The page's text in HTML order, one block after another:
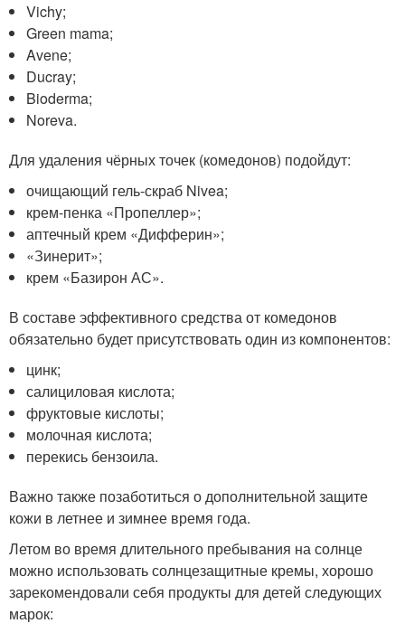
Vichy;
Green mama;
Avene;
Ducray;
Bioderma;
Noreva.
Для удаления чёрных точек (комедонов) подойдут:
очищающий гель-скраб Nivea;
крем-пенка «Пропеллер»;
аптечный крем «Дифферин»;
«Зинерит»;
крем «Базирон АС».
В составе эффективного средства от комедонов
обязательно будет присутствовать один из компонентов:
цинк;
салициловая кислота;
фруктовые кислоты;
молочная кислота;
перекись бензоила.
Важно также позаботиться о дополнительной защите
кожи в летнее и зимнее время года.
Летом во время длительного пребывания на солнце
можно использовать солнцезащитные кремы, хорошо
зарекомендовали себя продукты для детей следующих
марок: